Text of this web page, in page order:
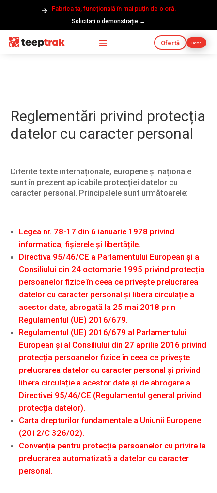
Fabrica ta, funcțională în mai puțin de o oră.
Solicitați o demonstrație →
Ofertă Demo
Reglementări privind protecția
datelor cu caracter personal
Diferite texte internaționale, europene și naționale
sunt în prezent aplicabile protecției datelor cu
caracter personal. Principalele sunt următoarele:
Legea nr. 78-17 din 6 ianuarie 1978 privind
informatica, fișierele și libertățile.
Directiva 95/46/CE a Parlamentului European și a
Consiliului din 24 octombrie 1995 privind protecția
persoanelor fizice în ceea ce privește prelucrarea
datelor cu caracter personal și libera circulație a
acestor date, abrogată la 25 mai 2018 prin
Regulamentul (UE) 2016/679.
Regulamentul (UE) 2016/679 al Parlamentului
European și al Consiliului din 27 aprilie 2016 privind
protecția persoanelor fizice în ceea ce privește
prelucrarea datelor cu caracter personal și privind
libera circulație a acestor date și de abrogare a
Directivei 95/46/CE (Regulamentul general privind
protecția datelor).
Carta drepturilor fundamentale a Uniunii Europene
(2012/C 326/02).
Convenția pentru protecția persoanelor cu privire la
prelucrarea automatizată a datelor cu caracter
personal.